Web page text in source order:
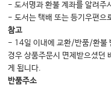
- 도서명과 환불 계좌를 알려주
- 도서는 택배 또는 등기우편으
참고
- 14일 이내에 교환/반품/환불
경우 상품주문시 면제받으셨던
게 됩니다.
반품주소